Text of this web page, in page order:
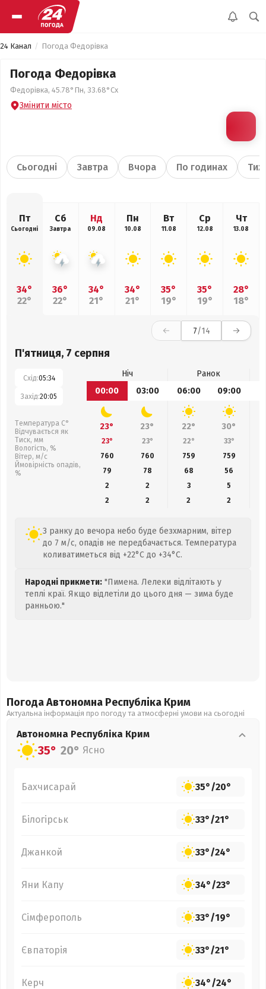
24 Канал Погода Федорівка
Погода Федорівка
Федорівка, 45.78°Пн, 33.68°Сх
Змінити місто
Сьогодні Завтра Вчора По годинах
Пт
Сьогодні
34°
22°
Сб
Завтра
36°
22°
Нд
09.08
34°
21°
Пн
10.08
34°
21°
Вт
11.08
35°
19°
Ср
12.08
35°
19°
Чт
13.08
28°
18°
7/14
П'ятниця, 7 серпня
Схід:05:34
Захід:20:05
Температура С°
Відчувається як
Тиск, мм
Вологість, %
Вітер, м/с
Ймовірність опадів,
%
Ніч
Ранок
00:00
03:00 06:00 09:00
23° 23° 22° 30°
23° 23° 22° 33°
760
760 759 759
79
78 68 56
2
2 3
5
2
2 2 2
З ранку до вечора небо буде безхмарним, вітер
до 7 м/с, опадів не передбачається. Температура
коливатиметься від +22°C до +34°C.
Народні прикмети: "Пимена. Лелеки відлітають у
теплі краї. Якщо відлетіли до цього дня — зима буде
ранньою."
Погода Автономна Республіка Крим
Актуальна інформація про погоду та атмосферні умови на сьогодні
Автономна Республіка Крим
35° 20° Ясно
Бахчисарай 35°/20°
Білогірськ 33°/21°
Джанкой 33°/24°
Яни Капу 34°/23°
Сімферополь 33°/19°
Євпаторія 33°/21°
Керч 34°/24°